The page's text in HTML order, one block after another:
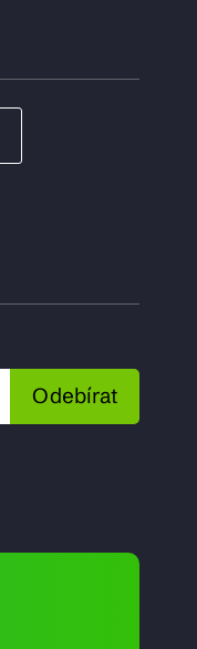
Odebírat